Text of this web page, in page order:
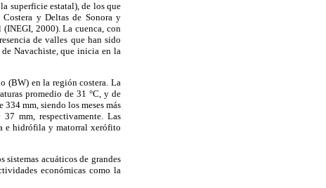
superficie estatal), de los que
y Deltas de Sonora y
2000). La cuenca, con
de valles que han sido
de Navachiste, que inicia en la
(BW) en la región costera. La
promedio de 31 °C, y de
mm, siendo los meses más
mm, respectivamente. Las
e hidrófila y matorral xerófito
sistemas acuáticos de grandes
económicas como la